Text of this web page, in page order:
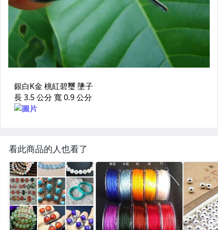
看此商品的人也看了